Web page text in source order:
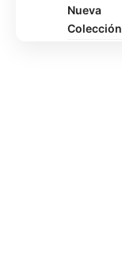
Nueva
Colección